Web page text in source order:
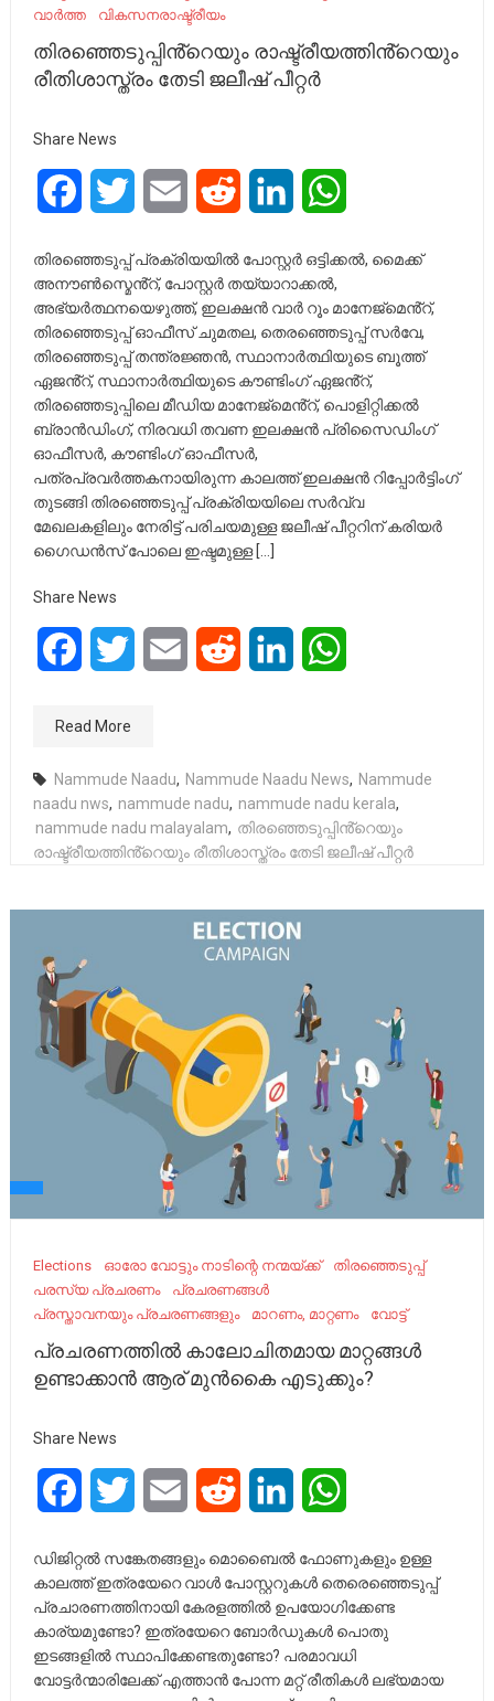
വാർത്ത
വികസനരാഷ്ട്രീയം
തിരഞ്ഞെടുപ്പിൻ്റെയും രാഷ്ട്രീയത്തിൻ്റെയും
രീതിശാസ്ത്രം തേടി ജലീഷ് പീറ്റർ
Share News
FacebookTwitter Email Reddit LinkedIn
തിരഞ്ഞെടുപ്പ് പ്രക്രിയയിൽ പോസ്റ്റർ ഒട്ടിക്കൽ, മൈക്ക്
അനൗൺസ്മെൻ്റ്, പോസ്റ്റർ തയ്യാറാക്കൽ,
അഭ്യർത്ഥനയെഴുത്ത്, ഇലക്ഷൻ വാർ റൂം മാനേജ്മെൻ്റ്,
തിരഞ്ഞെടുപ്പ് ഓഫീസ് ചുമതല, തെരഞ്ഞെടുപ്പ് സർവേ,
തിരഞ്ഞെടുപ്പ് തന്ത്രജ്ഞൻ, സ്ഥാനാർത്ഥിയുടെ ബൂത്ത്
ഏജൻ്റ്, സ്ഥാനാർത്ഥിയുടെ കൗണ്ടിംഗ് ഏജൻ്റ്,
തിരഞ്ഞെടുപ്പിലെ മീഡിയ മാനേജ്മെൻ്റ്, പൊളിറ്റിക്കൽ
ബ്രാൻഡിംഗ്, നിരവധി തവണ ഇലക്ഷൻ പ്രിസൈഡിംഗ്
ഓഫീസർ, കൗണ്ടിംഗ് ഓഫീസർ,
പത്രപ്രവർത്തകനായിരുന്ന കാലത്ത് ഇലക്ഷൻ റിപ്പോർട്ടിംഗ്
തുടങ്ങി തിരഞ്ഞെടുപ്പ് പ്രക്രിയയിലെ സർവ്വ
മേഖലകളിലും നേരിട്ട് പരിചയമുള്ള ജലീഷ് പീറ്ററിന് കരിയർ
ഗൈഡൻസ് പോലെ ഇഷ്ടമുള്ള […]
Share News
FacebookTwitter Email Reddit LinkedIn
Read More
Nammude Naadu, Nammude Naadu News, Nammude
naadu nws, nammude nadu, nammude nadu kerala,
nammude nadu malayalam, തിരഞ്ഞെടുപ്പിൻ്റെയും
രാഷ്ട്രീയത്തിൻ്റെയും രീതിശാസ്ത്രം തേടി ജലീഷ് പീറ്റർ
Elections ഓരോ വോട്ടും നാടിന്റെ നന്മയ്ക്ക്
തിരഞ്ഞെടുപ്പ്
പരസ്യ പ്രചരണം
പ്രചരണങ്ങൾ
പ്രസ്താവനയും പ്രചരണങ്ങളും
മാറണം, മാറ്റണം വോട്ട്‌
പ്രചരണത്തിൽ കാലോചിതമായ മാറ്റങ്ങൾ
ഉണ്ടാക്കാൻ ആര് മുൻകൈ എടുക്കും?
Share News
FacebookTwitter Email Reddit LinkedIn
ഡിജിറ്റൽ സങ്കേതങ്ങളും മൊബൈൽ ഫോണുകളും ഉള്ള
കാലത്ത് ഇത്രയേറെ വാൾ പോസ്റ്ററുകൾ തെരെഞ്ഞെടുപ്പ്
പ്രചാരണത്തിനായി കേരളത്തിൽ ഉപയോഗിക്കേണ്ട
കാര്യമുണ്ടോ? ഇത്രയേറെ ബോർഡുകൾ പൊതു
ഇടങ്ങളിൽ സ്ഥാപിക്കേണ്ടതുണ്ടോ? പരമാവധി
വോട്ടർന്മാരിലേക്ക് എത്താൻ പോന്ന മറ്റ് രീതികൾ ലഭ്യമായ